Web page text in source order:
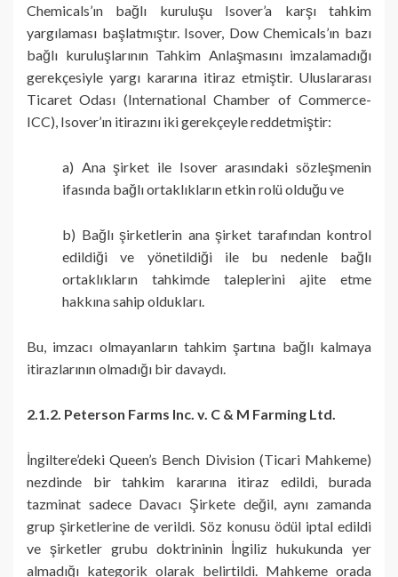
Chemicals’ın bağlı kuruluşu Isover’a karşı tahkim
yargılaması başlatmıştır. Isover, Dow Chemicals’ın bazı
bağlı kuruluşlarının Tahkim Anlaşmasını imzalamadığı
gerekçesiyle yargı kararına itiraz etmiştir. Uluslararası
Ticaret Odası (International Chamber of Commerce-
ICC), Isover’ın itirazını iki gerekçeyle reddetmiştir:
a) Ana şirket ile Isover arasındaki sözleşmenin
ifasında bağlı ortaklıkların etkin rolü olduğu ve
b) Bağlı şirketlerin ana şirket tarafından kontrol
edildiği ve yönetildiği ile bu nedenle bağlı
ortaklıkların tahkimde taleplerini ajite etme
hakkına sahip oldukları.
Bu, imzacı olmayanların tahkim şartına bağlı kalmaya
itirazlarının olmadığı bir davaydı.
2.1.2. Peterson Farms Inc. v. C & M Farming Ltd.
İngiltere’deki Queen’s Bench Division (Ticari Mahkeme)
nezdinde bir tahkim kararına itiraz edildi, burada
tazminat sadece Davacı Şirkete değil, aynı zamanda
grup şirketlerine de verildi. Söz konusu ödül iptal edildi
ve şirketler grubu doktrininin İngiliz hukukunda yer
almadığı kategorik olarak belirtildi. Mahkeme orada